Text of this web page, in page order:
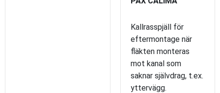
Kallrasspjäll för
eftermontage när
fläkten monteras
mot kanal som
saknar självdrag, t.ex.
yttervägg.